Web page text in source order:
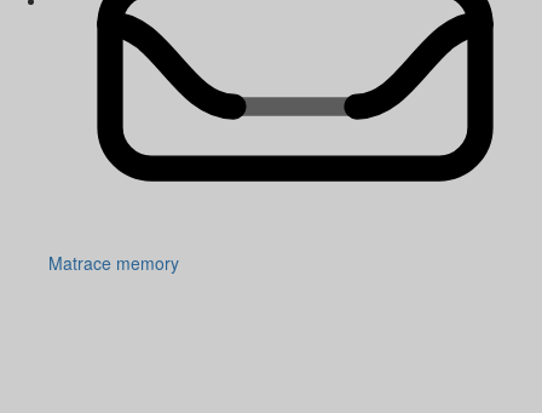
Matrace memory